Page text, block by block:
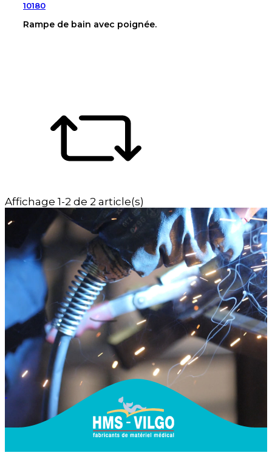
10180
Rampe de bain avec poignée.
Affichage 1-2 de 2 article(s)